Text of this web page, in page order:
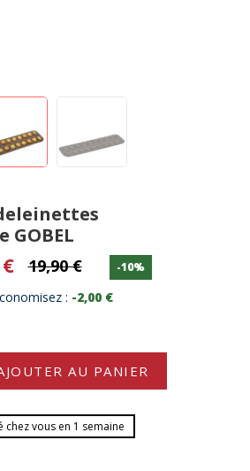
19,90 € -10%
: -2,00 €
AU PANIER
chez vous en 1 semaine